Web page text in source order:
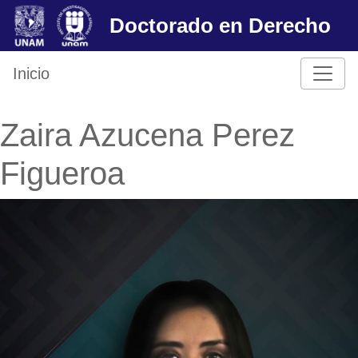
Skip
content
Doctorado en Derecho
Inicio
Zaira Azucena Perez
Figueroa